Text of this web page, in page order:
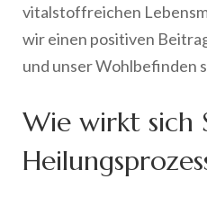
vitalstoffreichen
wir einen positiven
und unser Wohlbefinden
Wie wirkt sich